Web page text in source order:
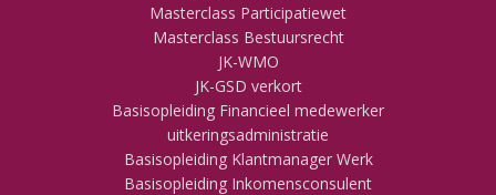
Masterclass Participatiewet
Masterclass Bestuursrecht
JK-WMO
JK-GSD verkort
Basisopleiding Financieel medewerker
uitkeringsadministratie
Basisopleiding Klantmanager Werk
Basisopleiding Inkomensconsulent